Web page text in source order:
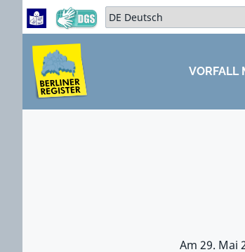
Zum Hauptbereich springen
Zum Hauptmenü springen
Sprache auswählen:
ZUM HAUPTBEREICH SPRINGEN
VORFALL
Am 29. Mai